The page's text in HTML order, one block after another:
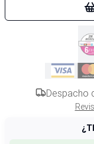
Despacho